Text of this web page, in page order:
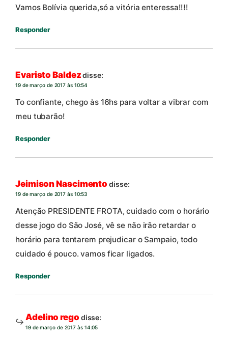
Vamos Bolívia querida,só a vitória enteressa!!!!
Responder
Evaristo Baldez disse:
19 de março de 2017 às 10:54
To confiante, chego às 16hs para voltar a vibrar com
meu tubarão!
Responder
Jeimison Nascimento disse:
19 de março de 2017 às 10:53
Atenção PRESIDENTE FROTA, cuidado com o horário
desse jogo do São José, vê se não irão retardar o
horário para tentarem prejudicar o Sampaio, todo
cuidado é pouco. vamos ficar ligados.
Responder
Adelino rego disse:
19 de março de 2017 às 14:05